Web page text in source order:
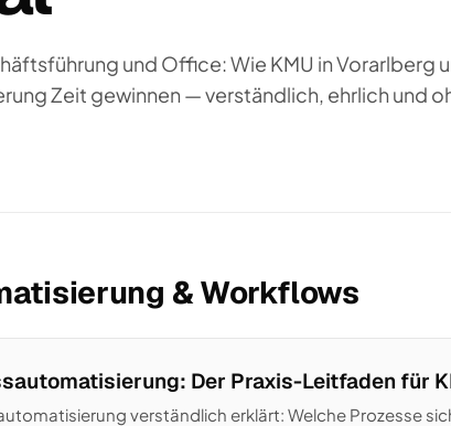
und Office: Wie KMU in Vorarlberg
Zeit gewinnen — verständlich, ehrlich und
& Workflows
Der Praxis-Leitfaden für
verständlich erklärt: Welche Prozesse